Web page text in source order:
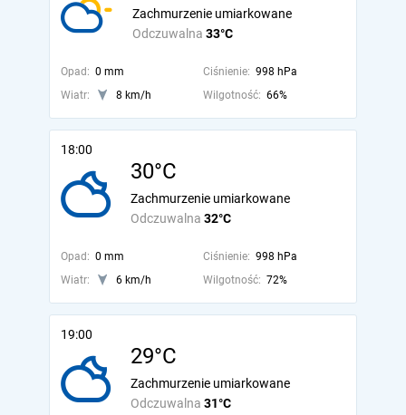
Odczuwalna 33°C
Zachmurzenie umiarkowane
Opad: 0 mm Ciśnienie: 998 hPa
Wiatr:
8 km/h Wilgotność: 66%
18:00
30°C
Odczuwalna 32°C
Zachmurzenie umiarkowane
Opad: 0 mm Ciśnienie: 998 hPa
Wiatr:
6 km/h Wilgotność: 72%
19:00
29°C
Odczuwalna 31°C
Zachmurzenie umiarkowane